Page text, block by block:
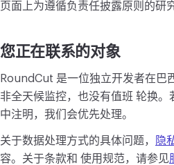
页面上为遵循负责任披露原则的研
您正在联系的对象
RoundCut 是一位独立开发者在巴
非全天候监控，也没有值班 轮换
中注明，我们会优先处理。
关于数据处理方式的具体问题， 隐
容。关于条款和 使用规范，请参见